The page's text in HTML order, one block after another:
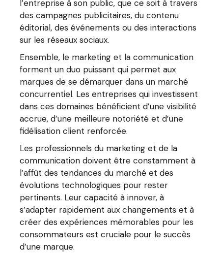
l’entreprise à son public, que ce soit à travers
des campagnes publicitaires, du contenu
éditorial, des événements ou des interactions
sur les réseaux sociaux.
Ensemble, le marketing et la communication
forment un duo puissant qui permet aux
marques de se démarquer dans un marché
concurrentiel. Les entreprises qui investissent
dans ces domaines bénéficient d’une visibilité
accrue, d’une meilleure notoriété et d’une
fidélisation client renforcée.
Les professionnels du marketing et de la
communication doivent être constamment à
l’affût des tendances du marché et des
évolutions technologiques pour rester
pertinents. Leur capacité à innover, à
s’adapter rapidement aux changements et à
créer des expériences mémorables pour les
consommateurs est cruciale pour le succès
d’une marque.